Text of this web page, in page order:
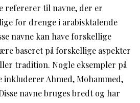
refererer til navne, der er
for drenge i arabisktalende
navne kan have forskellige
baseret på forskellige aspekter
tradition. Nogle eksempler på
inkluderer Ahmed, Mohammed,
navne bruges bredt og har